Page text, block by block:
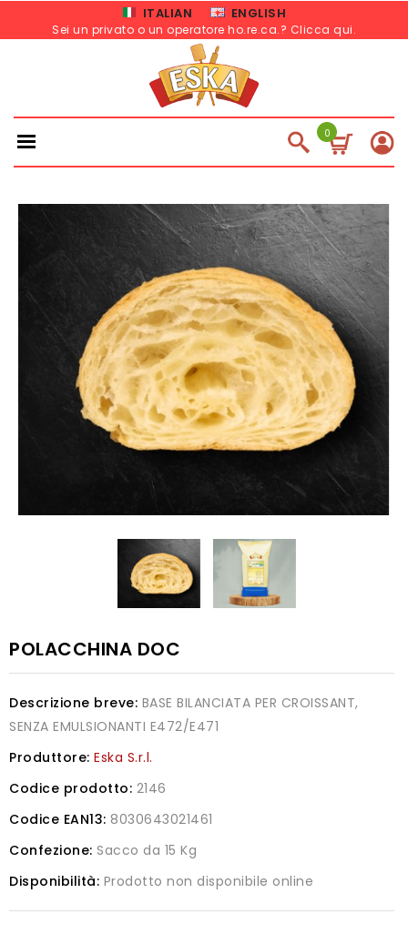
ITALIAN ENGLISH
Sei un privato o un operatore ho.re.ca.? Clicca qui.
0
POLACCHINA DOC
Descrizione breve: BASE BILANCIATA PER CROISSANT,
SENZA EMULSIONANTI E472/E471
Produttore: Eska S.r.l.
Codice prodotto: 2146
Codice EAN13: 8030643021461
Confezione: Sacco da 15 Kg
Disponibilità: Prodotto non disponibile online